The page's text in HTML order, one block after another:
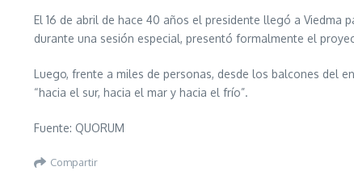
El 16 de abril de hace 40 años el presidente llegó a
durante una sesión especial, presentó formalmente el
Luego, frente a miles de personas, desde los balcones del
“hacia el sur, hacia el mar y hacia el frío”.
Fuente: QUORUM
Compartir